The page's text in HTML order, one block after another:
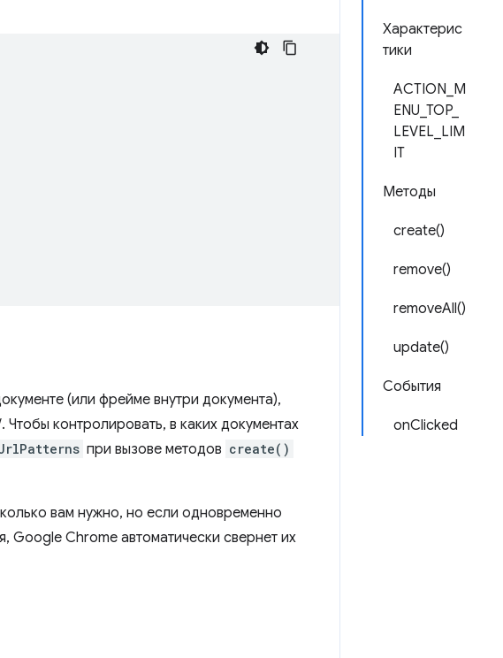
Характерис
тики
ACTION_M
ENU_TOP_
LEVEL_LIM
IT
Методы
create()
remove()
removeAll()
update()
События
onClicked
(или фрейме внутри документа),
контролировать, в каких документах
при вызове методов create()
вам нужно, но если одновременно
Google Chrome автоматически свернет их